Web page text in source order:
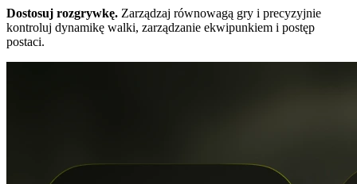
Dostosuj rozgrywkę. Zarządzaj równowagą gry i precyzyjnie
kontroluj dynamikę walki, zarządzanie ekwipunkiem i postęp
postaci.